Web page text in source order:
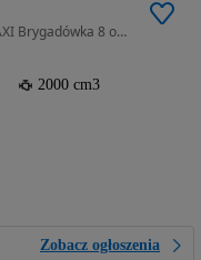
2000 cm3 • 170 KM • Mercedes Sprinter MAXI Brygadówka 8 osób nr57
2000 cm3
Zobacz ogłoszenia